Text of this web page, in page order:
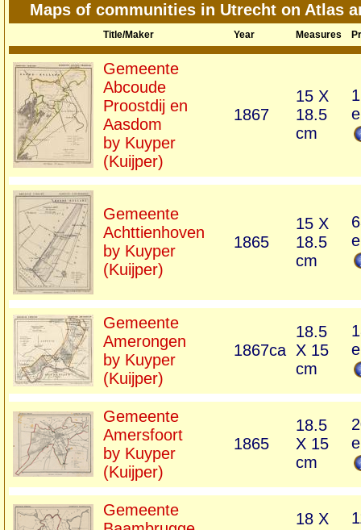
Maps of communities in Utrecht on Atlas
Title/Maker Year Measures
Gemeente
Abcoude
Proostdij en
Aasdom
by Kuyper
(Kuijper)
1867
15 X
18.5
cm
Gemeente
Achttienhoven
by Kuyper
(Kuijper)
1865
15 X
18.5
cm
Gemeente
Amerongen
by Kuyper
(Kuijper)
1867ca
18.5
X 15
cm
Gemeente
Amersfoort
by Kuyper
(Kuijper)
1865
18.5
X 15
cm
Gemeente
18 X